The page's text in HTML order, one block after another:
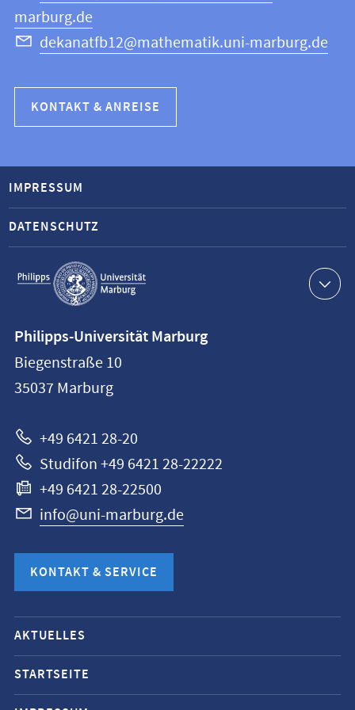
marburg.de
dekanatfb12@mathematik.uni-marburg.de
KONTAKT & ANREISE
Service-
Navigation
IMPRESSUM
DATENSCHUTZ
Philipps-
Universität
Marburg
Philipps-Universität Marburg
Biegenstraße 10
35037 Marburg
+49 6421 28-20
Studifon +49 6421 28-22222
+49 6421 28-22500
info@uni-marburg.de
KONTAKT & SERVICE
Mobile-
Service-
Navigation
und
AKTUELLES
STARTSEITE